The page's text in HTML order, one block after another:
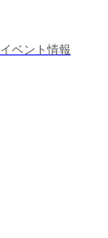
イベント情報